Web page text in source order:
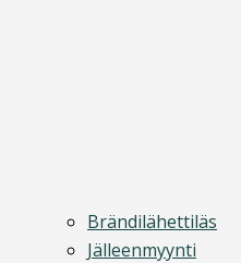
Brändilähettiläs
Jälleenmyynti